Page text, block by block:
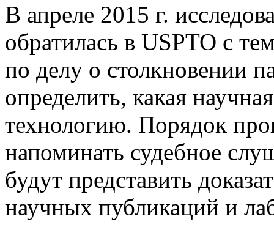
В апреле 2015 г.
обратилась в USPTO с
по делу о столкновении
определить, какая
технологию. Порядок
напоминать судебное
будут представить
научных публикаций и